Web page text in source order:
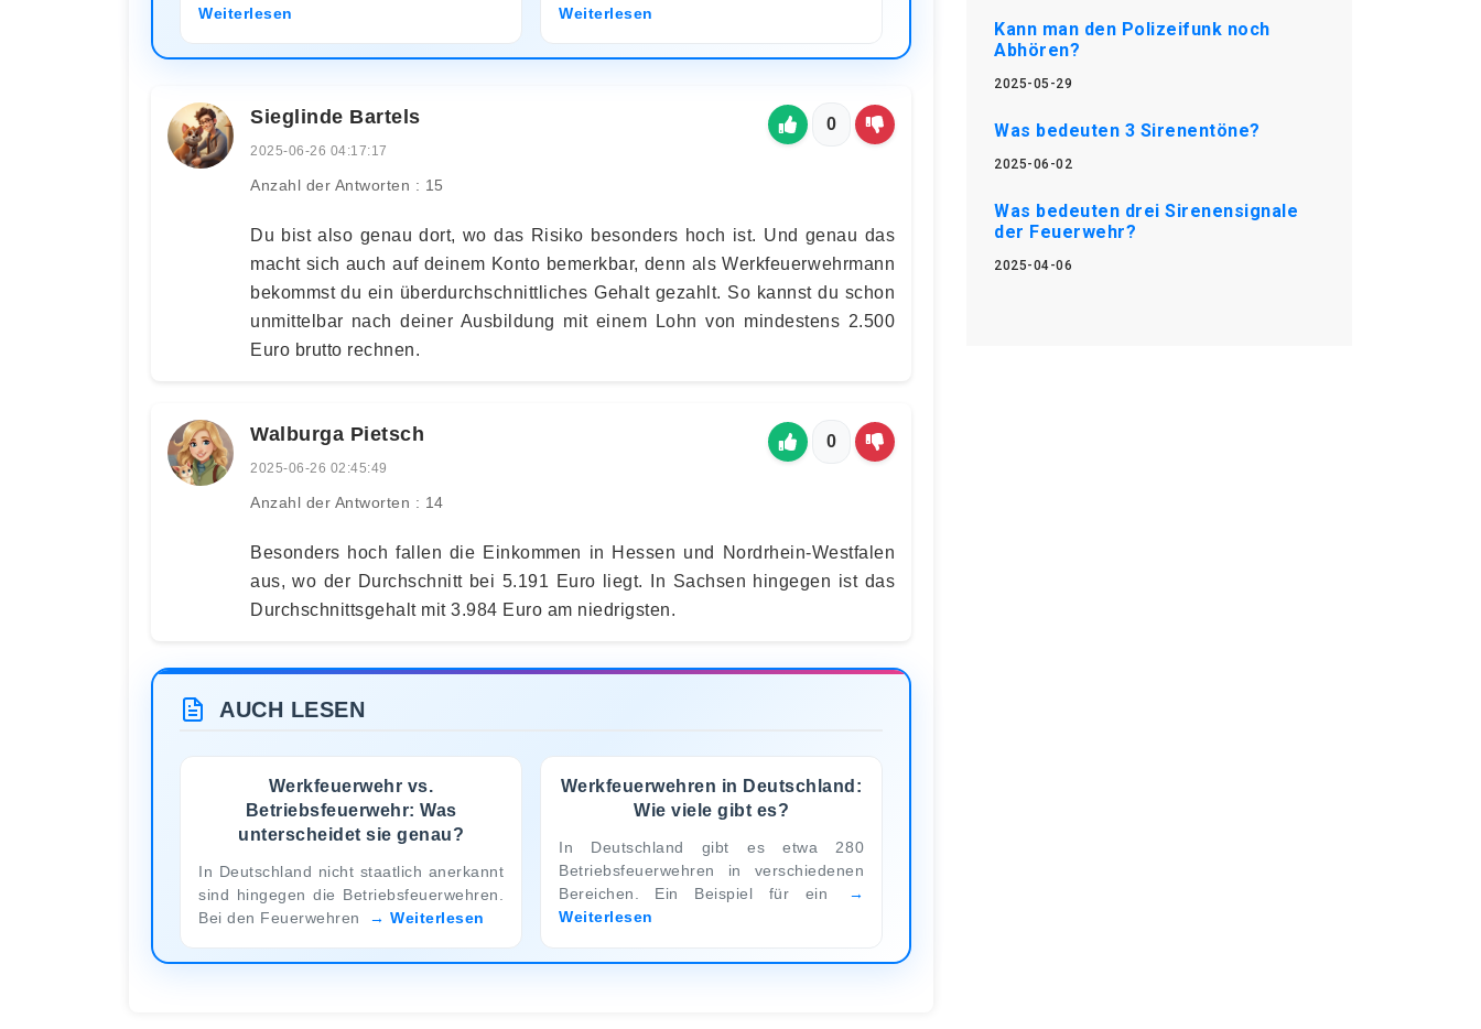
Weiterlesen
Weiterlesen
Sieglinde Bartels
2025-06-26 04:17:17
Anzahl der Antworten : 15
0
Du bist also genau dort, wo das Risiko besonders hoch ist. Und genau das
macht sich auch auf deinem Konto bemerkbar, denn als Werkfeuerwehrmann
bekommst du ein überdurchschnittliches Gehalt gezahlt. So kannst du schon
unmittelbar nach deiner Ausbildung mit einem Lohn von mindestens 2.500
Euro brutto rechnen.
Walburga Pietsch
2025-06-26 02:45:49
Anzahl der Antworten : 14
0
Besonders hoch fallen die Einkommen in Hessen und Nordrhein-Westfalen
aus, wo der Durchschnitt bei 5.191 Euro liegt. In Sachsen hingegen ist das
Durchschnittsgehalt mit 3.984 Euro am niedrigsten.
AUCH LESEN
Werkfeuerwehr vs.
Betriebsfeuerwehr: Was
unterscheidet sie genau?
In Deutschland nicht staatlich anerkannt
sind hingegen die Betriebsfeuerwehren.
Bei den Feuerwehren
Weiterlesen
Werkfeuerwehren in Deutschland:
Wie viele gibt es?
In Deutschland gibt es etwa 280
Betriebsfeuerwehren in verschiedenen
Bereichen. Ein Beispiel für ein
Weiterlesen
Kann man den Polizeifunk noch
Abhören?
2025-05-29
Was bedeuten 3 Sirenentöne?
2025-06-02
Was bedeuten drei Sirenensignale
der Feuerwehr?
2025-04-06